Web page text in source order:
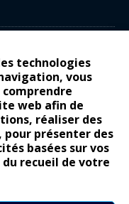
technologies
vous
web afin de
réaliser des
présenter des
basées sur vos
recueil de votre
les gens vrais